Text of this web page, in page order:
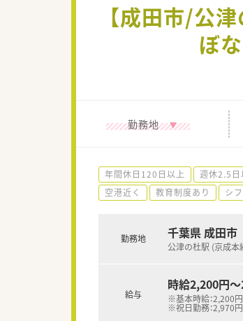
【成田市/公
ぼ
勤務地
年間休日120日以上 週休2.5日
空港近く
教育制度あり シ
勤務地 千葉県 成田市
公津の杜駅 (京成本
給与
時給2,200円
※基本時給：2,200円
※祝日勤務：2,970円